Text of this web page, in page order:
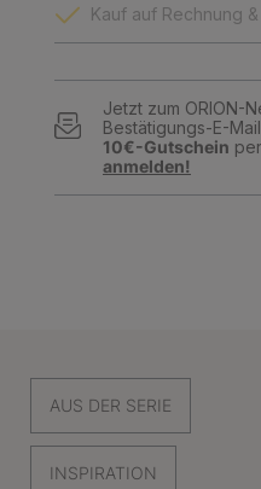
Kauf auf Rechnung
Jetzt zum ORION-
Bestätigungs-E-
10€-Gutschein
anmelden!
AUS DER SERIE
INSPIRATION